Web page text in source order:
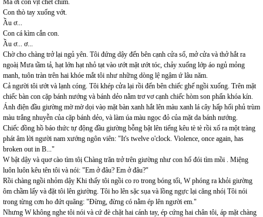
Má ơi con vịt chết chìm.
Con thò tay xuống vớt.
Ầu ơ...
Con cá kìm cắn con.
Ầu ơ... ơ...
Chờ cho chàng trở lại ngủ yên. Tôi đứng dậy đến bên cạnh cửa sổ, mở cửa và thở hắt ra
ngoàị Mưa tầm tả, hạt lớn hạt nhỏ tạt vào ướt mặt ướt tóc, chảy xuống lớp áo ngủ mỏng
manh, tuôn tràn trên hai khóe mắt tôi như những dòng lệ ngậm ứ lâu năm.
Cả người tôi ướt và lạnh cóng. Tôi khép cửa lại rồi đến bên chiếc ghế ngồi xuống. Trên mặt
chiếc bàn con cặp bánh nướng và bánh dẻo nằm trơ vơ cạnh chiếc hòm son phấn khóa kín.
Ánh điện đầu giường mờ mờ dọi vàọ mặt bàn xanh hắt lên màu xanh lá cây hấp hối phủ trùm
màu trắng nhuyễn của cặp bánh dẻo, và làm úa màu ngọc đỏ của mặt da bánh nướng.
Chiếc đồng hồ báo thức tự động đầu giường bỗng bật lên tiếng kêu tè tè rồi xổ ra một tràng
phát âm lời người nam xướng ngôn viên: "It's twelve o'clock. Violence, once again, has
broken out in B..."
W bật dậy và quơ cào tìm tôị Chàng trăn trở trên giường như con hổ đói tìm mồi . Miệng
luôn luôn kêu tên tôi và nói: "Em ở đâu? Em ở đâu?"
Rồi chàng ngồi nhỏm dậỵ Khi thấy tôi ngồi co ro trong bóng tối, W phóng ra khỏi giường
ôm chầm lấy và đặt tôi lên giường. Tôi ho lên sặc sụa và lồng ngực lại căng nhóị Tôi nói
trong từng cơn ho đứt quãng: "Đừng, đừng có nằm ép lên người em."
Nhưng W không nghe tôi nói và cứ đè chặt hai cánh tay, ép cứng hai chân tôi, áp mặt chàng